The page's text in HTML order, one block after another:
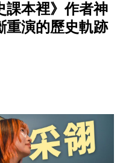
課本裡》作者神
重演的歷史軌跡